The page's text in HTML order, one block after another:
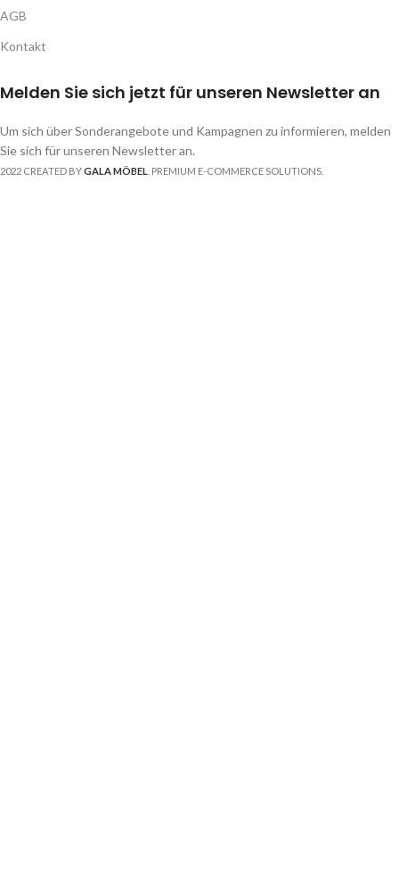
AGB
Kontakt
Melden Sie sich jetzt für unseren Newsletter an
Um sich über Sonderangebote und Kampagnen zu informieren, melden
Sie sich für unseren Newsletter an.
2022 CREATED BYGALA MÖBEL . PREMIUM E-COMMERCE SOLUTIONS.